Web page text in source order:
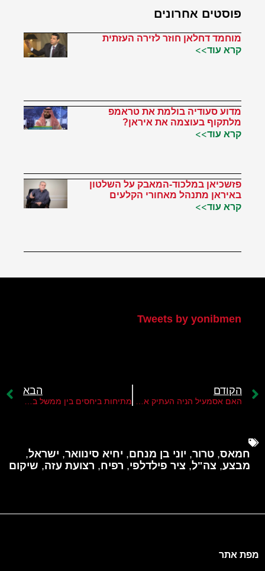
פוסטים אחרונים
מוחמד דחלאן חוזר לזירה העזתית
קרא עוד>>
מדוע סעודיה בולמת את טראמפ
מלתקוף בעוצמה את איראן?
קרא עוד>>
פזשכיאן במלכוד-המאבק על השלטון
באיראן מתנהל מאחורי הקלעים
קרא עוד>>
Tweets by yonibmen
הקודם
האם אסמעיל הניה העתיק את מקום מושבו מקטאר לטורקיה?
הבא
מתיחות ביחסים בין ממשל ביידן לרש"פ
חמאס, טרור, יוני בן מנחם, יחיא סינוואר, ישראל,
מבצע, צה"ל, ציר פילדלפי, רפיח, רצועת עזה, שיקום
מפת אתר